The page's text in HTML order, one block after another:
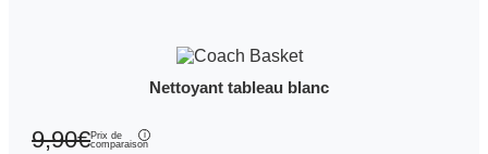
Nettoyant tableau blanc
9,90€Prix de
comparaison